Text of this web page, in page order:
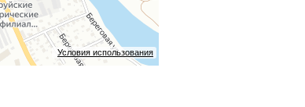
Условия использования